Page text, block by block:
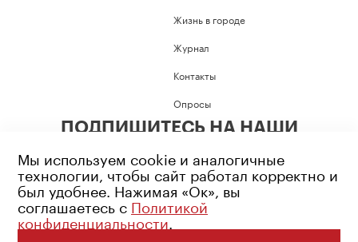
Жизнь в городе
Журнал
Контакты
Опросы
ПОДПИШИТЕСЬ НА НАШИ
Возрастное ограничение: 16+
Мы используем cookie и аналогичные
технологии, чтобы сайт работал корректно и
был удобнее. Нажимая «Ок», вы
соглашаетесь с Политикой
конфиденциальности.